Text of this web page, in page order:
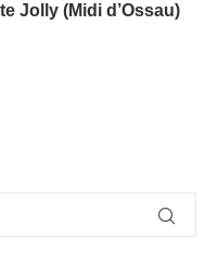
Jolly (Midi d’Ossau)